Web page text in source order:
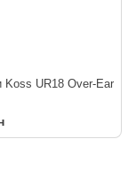
Koss UR18 Over-Ear